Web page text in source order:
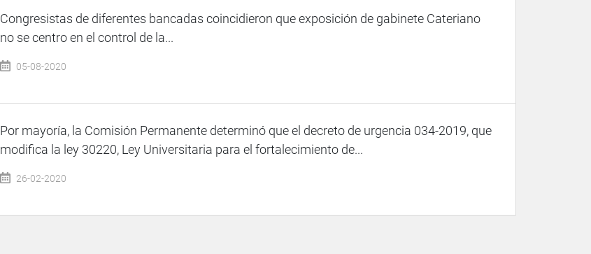
Congresistas de diferentes bancadas coincidieron que exposición de gabinete Cateriano
no se centro en el control de la...
05-08-2020
Por mayoría, la Comisión Permanente determinó que el decreto de urgencia 034-2019, que
modifica la ley 30220, Ley Universitaria para el fortalecimiento de...
26-02-2020